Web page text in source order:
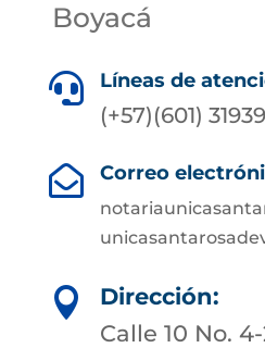
Boyacá
 Líneas de
(+57)(601)
 Correo

Dirección:
Calle 10 No.